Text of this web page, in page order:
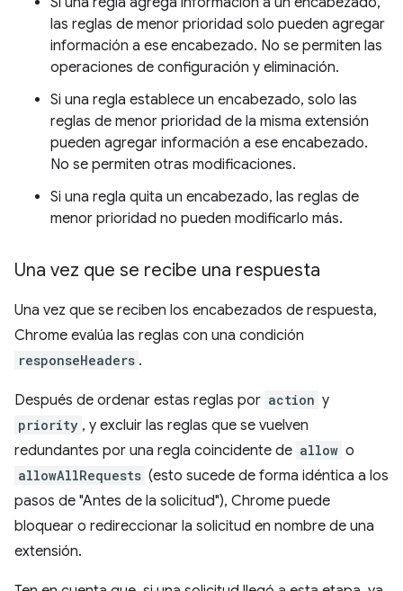
las reglas de menor prioridad solo pueden agregar
información a ese encabezado. No se permiten las
operaciones de configuración y eliminación.
Si una regla establece un encabezado, solo las
reglas de menor prioridad de la misma extensión
pueden agregar información a ese encabezado.
No se permiten otras modificaciones.
Si una regla quita un encabezado, las reglas de
menor prioridad no pueden modificarlo más.
Una vez que se recibe una respuesta
Una vez que se reciben los encabezados de respuesta,
Chrome evalúa las reglas con una condición
responseHeaders .
Después de ordenar estas reglas por action y
priority , y excluir las reglas que se vuelven
redundantes por una regla coincidente de allow o
allowAllRequests (esto sucede de forma idéntica a los
pasos de "Antes de la solicitud"), Chrome puede
bloquear o redireccionar la solicitud en nombre de una
extensión.